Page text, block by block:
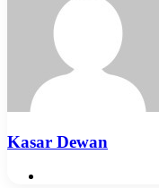
Kasar Dewan